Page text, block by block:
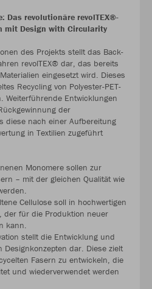
Das revolutionäre revolTEX®-
mit Design with Circularity
des Projekts stellt das Back-
revolTEX® dar, das bereits
eingesetzt wird. Dieses
Recycling von Polyester-PET-
Weiterführende Entwicklungen
der
diese nach einer Aufbereitung
in Textilien zugeführt
Monomere sollen zur
– mit der gleichen Qualität wie
Cellulose soll in hochwertigen
der für die Produktion neuer
kann.
stellt die Entwicklung und
Designkonzepten dar. Diese zielt
Fasern zu entwickeln, die
und wiederverwendet werden